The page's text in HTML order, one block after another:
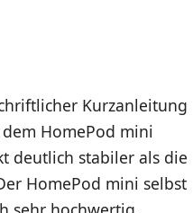
Kurzanleitung
HomePod mini
deutlich stabiler als die
HomePod mini selbst